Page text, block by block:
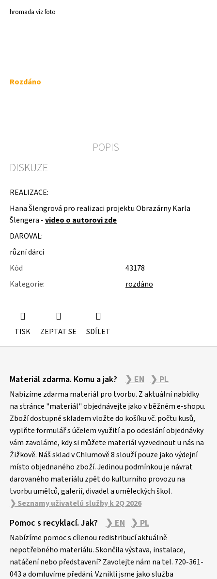
hromada viz foto
Měrná
Rozdáno
POPIS
DISKUZE
REALIZACE:
Hana Šlengrová pro realizaci projektu Obrazárny Karla
Šlengera -video o autorovi zde
DAROVAL:
různí dárci
Kód
43178
Kategorie: rozdáno
TISK ZEPTAT SE SDÍLET
a
o
r
u
č
u
j
e
m
e
SLOŽKY
A
Materiál zdarma. Komu a jak? ❯ EN ❯ PL
Nabízíme zdarma materiál pro tvorbu. Z aktuální nabídky
na stránce "materiál" objednávejte jako v běžném e-shopu.
Zboží dostupné skladem vložte do košíku vč. počtu kusů,
vyplňte formulář s účelem využití a po odeslání objednávky
vám zavoláme, kdy si můžete materiál vyzvednout u nás na
Žižkově. Náš sklad v Chlumově 8 slouží pouze jako výdejní
místo objednaného zboží. Jedinou podmínkou je návrat
darovaného materiálu zpět do kulturního provozu na
tvorbu umělců, galerií, divadel a uměleckých škol.
❯ Seznamy uživatelů služby k 2Q 2026
Pomoc s recyklací. Jak? ❯ EN ❯ PL
Nabízíme pomoc s cílenou redistribucí aktuálně
nepotřebného materiálu. Skončila výstava, instalace,
natáčení nebo představení? Zavolejte nám na tel. 720-361-
043 a domluvíme předání. Vznikli jsme jako služba